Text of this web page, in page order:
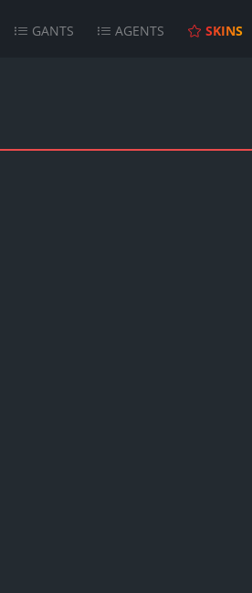
GANTS AGENTS SKINS